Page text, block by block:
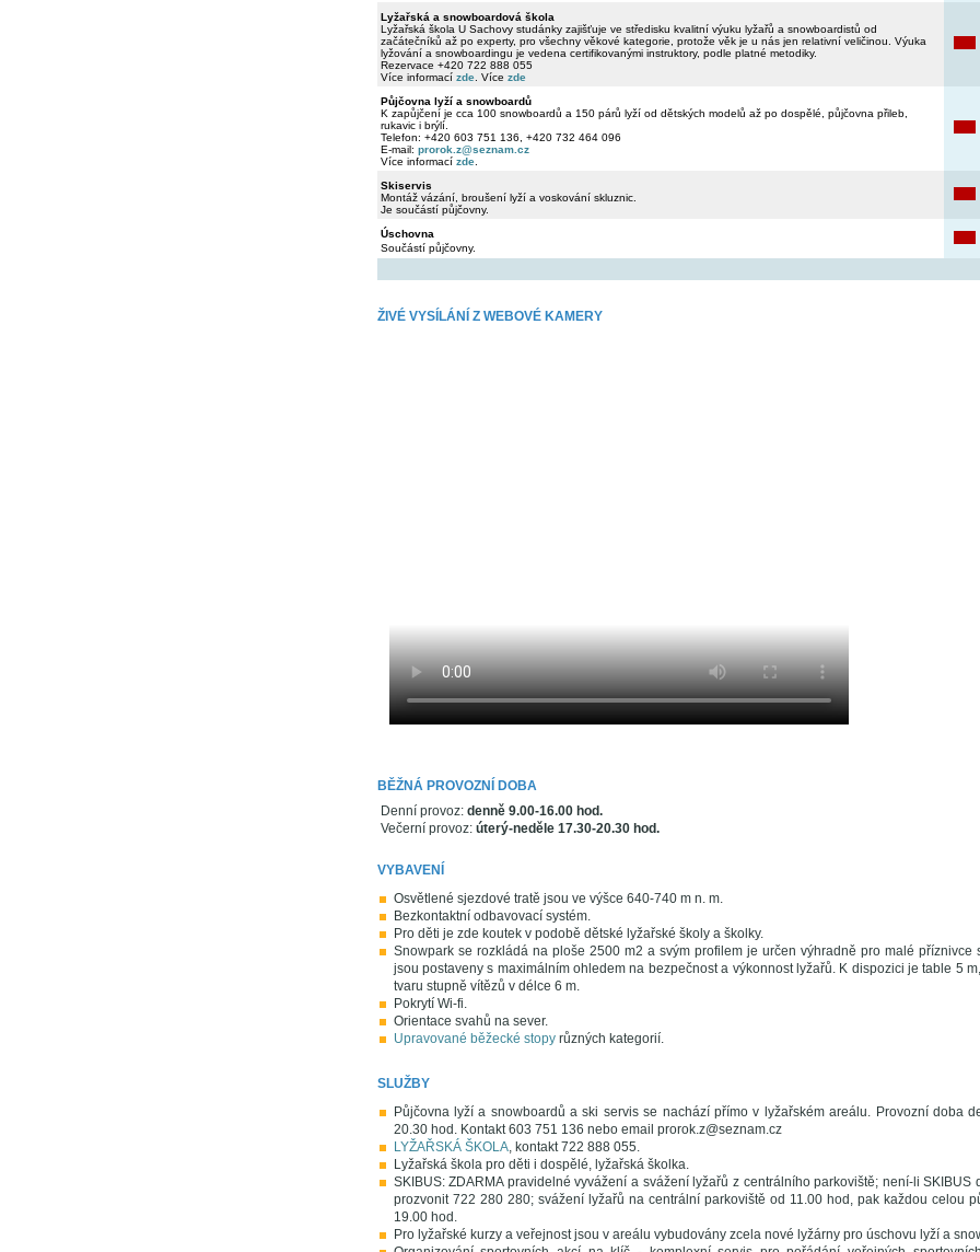
Lyžařská a snowboardová škola
Lyžařská škola U Sachovy studánky zajišťuje ve středisku kvalitní výuku lyžařů a snowboardistů od
začátečníků až po experty, pro všechny věkové kategorie, protože věk je u nás jen relativní veličinou. Výuka
lyžování a snowboardingu je vedena certifikovanými instruktory, podle platné metodiky.
Rezervace +420 722 888 055
Více informací zde. Více zde
Půjčovna lyží a snowboardů
K zapůjčení je cca 100 snowboardů a 150 párů lyží od dětských modelů až po dospělé, půjčovna přileb,
rukavic i brýlí.
Telefon: +420 603 751 136, +420 732 464 096
E-mail: prorok.z@seznam.cz
Více informací zde.
Skiservis
Montáž vázání, broušení lyží a voskování skluznic.
Je součástí půjčovny.
Úschovna
Součástí půjčovny.
ŽIVÉ VYSÍLÁNÍ Z WEBOVÉ KAMERY
BĚŽNÁ PROVOZNÍ DOBA
Denní provoz: denně 9.00-16.00 hod.
Večerní provoz:úterý-neděle 17.30-20.30 hod.
VYBAVENÍ
Osvětlené sjezdové tratě jsou ve výšce 640-740 m n. m.
Bezkontaktní odbavovací systém.
Pro děti je zde koutek v podobě dětské lyžařské školy a školky.
Snowpark se rozkládá na ploše 2500 m2 a svým profilem je určen výhradně pro malé příznivce
jsou postaveny s maximálním ohledem na bezpečnost a výkonnost lyžařů. K dispozici je table 5
tvaru stupně vítězů v délce 6 m.
Pokrytí Wi-fi.
Orientace svahů na sever.
Upravované běžecké stopyrůzných kategorií.
SLUŽBY
Půjčovna lyží a snowboardů a ski servis se nachází přímo v lyžařském areálu. Provozní doba
20.30 hod. Kontakt 603 751 136 nebo email prorok.z@seznam.cz
LYŽAŘSKÁ ŠKOLA, kontakt 722 888 055.
Lyžařská škola pro děti i dospělé, lyžařská školka.
SKIBUS: ZDARMA pravidelné vyvážení a svážení lyžařů z centrálního parkoviště; není-li SKIBUS
prozvonit 722 280 280; svážení lyžařů na centrální parkoviště od 11.00 hod, pak každou celou
19.00 hod.
Pro lyžařské kurzy a veřejnost jsou v areálu vybudovány zcela nové lyžárny pro úschovu lyží a